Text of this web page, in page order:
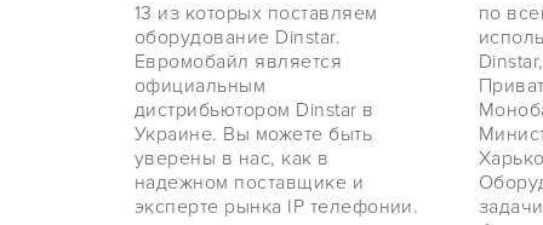
13 из которых поставляем
оборудование Dinstar.
Евромобайл является
официальным
дистрибьютором Dinstar в
Украине. Вы можете быть
уверены в нас, как в
надежном поставщике и
эксперте рынка IP телефонии.
по